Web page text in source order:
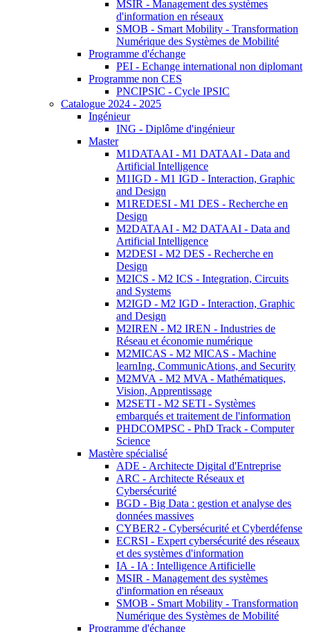
MSIR - Management des systèmes
d'information en réseaux
SMOB - Smart Mobility - Transformation
Numérique des Systèmes de Mobilité
Programme d'échange
PEI - Echange international non diplomant
Programme non CES
PNCIPSIC - Cycle IPSIC
Catalogue 2024 - 2025
Ingénieur
ING - Diplôme d'ingénieur
Master
M1DATAAI - M1 DATAAI - Data and
Artificial Intelligence
M1IGD - M1 IGD - Interaction, Graphic
and Design
M1REDESI - M1 DES - Recherche en
Design
M2DATAAI - M2 DATAAI - Data and
Artificial Intelligence
M2DESI - M2 DES - Recherche en
Design
M2ICS - M2 ICS - Integration, Circuits
and Systems
M2IGD - M2 IGD - Interaction, Graphic
and Design
M2IREN - M2 IREN - Industries de
Réseau et économie numérique
M2MICAS - M2 MICAS - Machine
learnIng, CommunicAtions, and Security
M2MVA - M2 MVA - Mathématiques,
Vision, Apprentissage
M2SETI - M2 SETI - Systèmes
embarqués et traitement de l'information
PHDCOMPSC - PhD Track - Computer
Science
Mastère spécialisé
ADE - Architecte Digital d'Entreprise
ARC - Architecte Réseaux et
Cybersécurité
BGD - Big Data : gestion et analyse des
données massives
CYBER2 - Cybersécurité et Cyberdéfense
ECRSI - Expert cybersécurité des réseaux
et des systèmes d'information
IA - IA : Intelligence Artificielle
MSIR - Management des systèmes
d'information en réseaux
SMOB - Smart Mobility - Transformation
Numérique des Systèmes de Mobilité
Programme d'échange